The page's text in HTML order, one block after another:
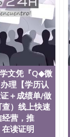
文凭『Q◆微
理【学历认
＋成绩单/做
）线上快速
营，推
读证明